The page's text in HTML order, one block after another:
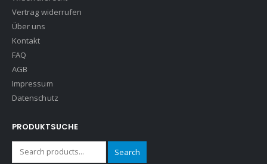
Vertrag widerrufen
Über uns
Kontakt
FAQ
AGB
Impressum
Datenschutz
PRODUKTSUCHE
Search